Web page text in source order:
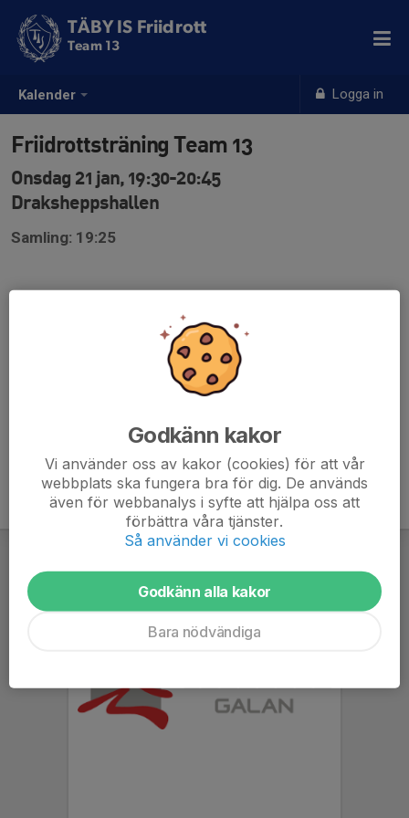
Kalender Logga in
TÄBY IS Friidrott
Team 13
Friidrottsträning Team 13
Onsdag 21 jan, 19:30-20:45
Draksheppshallen
Samling: 19:25
Godkänn kakor
Vi använder oss av kakor (cookies) för att vår
webbplats ska fungera bra för dig. De används
även för webbanalys i syfte att hjälpa oss att
förbättra våra tjänster.
Så använder vi cookies
Godkänn alla kakor
Bara nödvändiga